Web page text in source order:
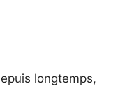
longtemps,